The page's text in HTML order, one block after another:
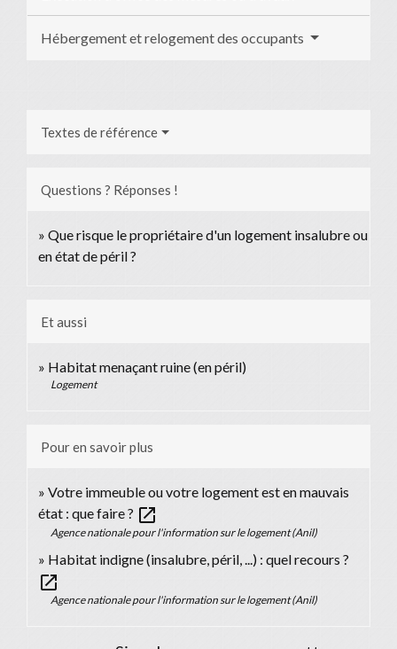
Hébergement et relogement des occupants
Textes de référence
Questions ? Réponses !
Que risque le propriétaire d'un logement insalubre ou
en état de péril ?
Et aussi
Habitat menaçant ruine (en péril)
Logement
Pour en savoir plus
Votre immeuble ou votre logement est en mauvais
état : que faire ? open_in_new
Agence nationale pour l'information sur le logement (Anil)
Habitat indigne (insalubre, péril, ...) : quel recours ?
open_in_new
Agence nationale pour l'information sur le logement (Anil)